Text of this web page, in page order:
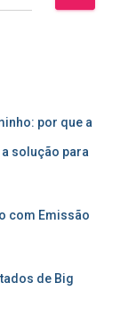
por que a
solução para
com Emissão
de Big